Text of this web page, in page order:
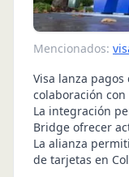
Mencionados:
Visa lanza
colaboración
La integración
Bridge ofrecer
La alianza
de tarjetas en